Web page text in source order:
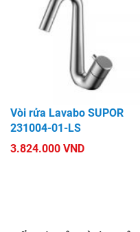
Vòi rửa Lavabo SUPOR
231004-01-LS
3.824.000 VND